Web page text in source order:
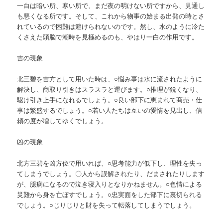
一白は暗い所、寒い所で、まだ夜の明けない所ですから、見通し
も悪くなる所です。そして、これから物事の始まる出発の時とさ
れているので困難は避けられないのです。然し、水のように冷た
くさえた頭脳で潮時を見極めるのも、やはり一白の作用です。
吉の現象
北三碧を吉方として用いた時は、○悩み事は水に流されたように
解決し、商取り引きはスラスラと運びます。○推理が鋭くなり、
駆け引き上手になれるでしょう。○良い部下に恵まれて商売・仕
事は繁盛するでしょう。○若い人たちは互いの愛情を見出し、信
頼の度が増してゆくでしょう。
凶の現象
北方三碧を凶方位で用いれば、○思考能力が低下し、理性を失っ
てしまうでしょう。〇人から誤解されたり、だまされたりします
が、臆病になるので泣き寝入りとなりかねません。○色情による
災難から身を亡ぼすでしょう。○忠実面をした部下に裏切られる
でしょう。○じりじりと財を失って転落してしまうでしょう。